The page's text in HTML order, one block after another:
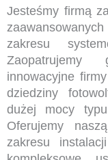
Jesteśmy firmą
zakresu
Zaopatrujemy
innowacyjne
dziedziny
dużej mocy
Oferujemy
zakresu